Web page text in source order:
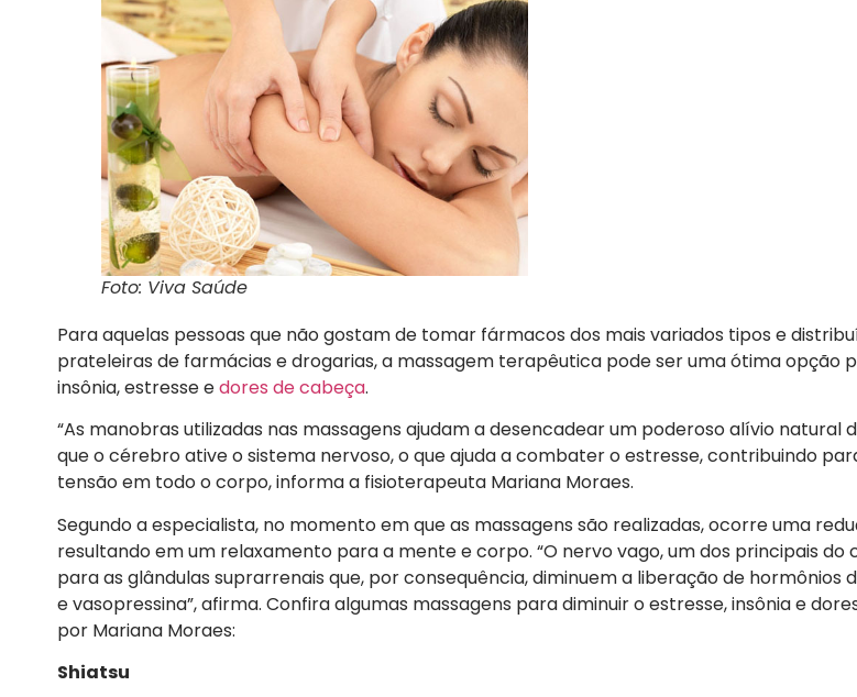
Foto: Viva Saúde
Para aquelas pessoas que não gostam de tomar fármacos dos mais variados tipos e
prateleiras de farmácias e drogarias, a massagem terapêutica pode ser uma ótima opção
insônia, estresse edores de cabeça.
“As manobras utilizadas nas massagens ajudam a desencadear um poderoso alívio natural
que o cérebro ative o sistema nervoso, o que ajuda a combater o estresse, contribuindo
tensão em todo o corpo, informa a fisioterapeuta Mariana Moraes.
Segundo a especialista, no momento em que as massagens são realizadas, ocorre uma
resultando em um relaxamento para a mente e corpo. “O nervo vago, um dos principais do
para as glândulas suprarrenais que, por consequência, diminuem a liberação de hormônios
e vasopressina”, afirma. Confira algumas massagens para diminuir o estresse, insônia e
por Mariana Moraes:
Shiatsu